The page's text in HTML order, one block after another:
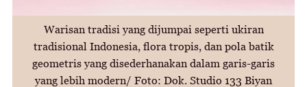
Warisan tradisi yang dijumpai seperti ukiran
tradisional Indonesia, flora tropis, dan pola batik
geometris yang disederhanakan dalam garis-garis
yang lebih modern/ Foto: Dok. Studio 133 Biyan